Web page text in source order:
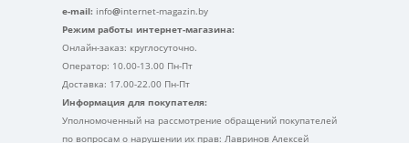
e-mail: info@internet-magazin.by
Режим работы интернет-магазина:
Онлайн-заказ: круглосуточно.
Оператор: 10.00-13.00 Пн-Пт
Доставка: 17.00-22.00 Пн-Пт
Информация для покупателя:
Уполномоченный на рассмотрение обращений покупателей
по вопросам о нарушении их прав: Лавринов Алексей